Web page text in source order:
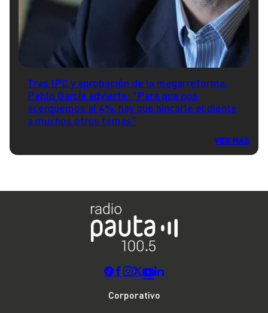
Tras IPC y aprobación de la megarreforma,
Pablo García advierte: "Para que nos
acerquemos al 4%, hay que hincarle el diente
a muchos otros temas"
VER MÁS
Corporativo